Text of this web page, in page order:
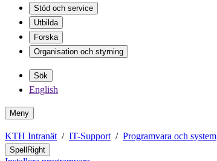
Stöd och service
Utbilda
Forska
Organisation och styrning
Sök
English
Meny
KTH Intranät IT-Support Programvara och system
SpellRight